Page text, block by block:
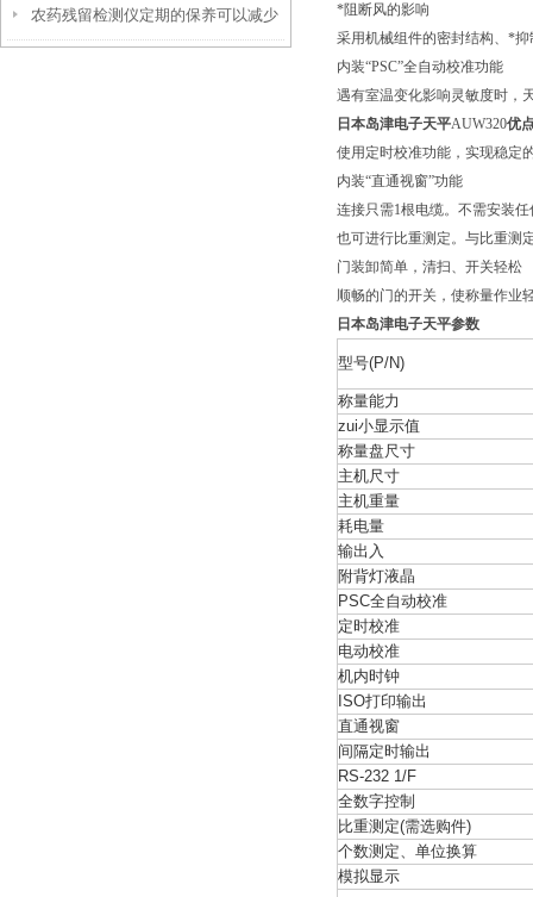
残留检测仪
农药残留检测仪定期的保养可以减少
*阻断风的影响
采用机械组件的密封结构、*
内装“PSC”全自动校准功能
遇有室温变化影响灵敏度时，
日本岛津电子天平AUW320优
使用定时校准功能，实现稳定
内装“直通视窗”功能
连接只需1根电缆。不需安装
也可进行比重测定。与比重测
门装卸简单，清扫、开关轻松
顺畅的门的开关，使称量作业
日本岛津电子天平参数
型号(P/N)
称量能力
zui小显示值
称量盘尺寸
主机尺寸
主机重量
耗电量
输出入
附背灯液晶
PSC全自动校准
定时校准
电动校准
机内时钟
ISO打印输出
直通视窗
间隔定时输出
RS-232 1/F
全数字控制
比重测定(需选购件)
个数测定、单位换算
模拟显示